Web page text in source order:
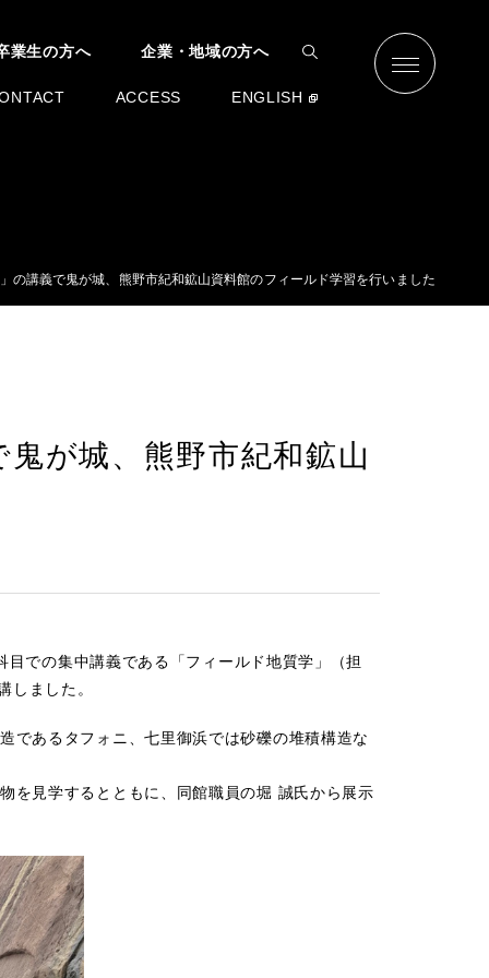
業生の方へ 企業・地域の方へ
ACCESS ENGLISH
の講義で鬼が城、熊野市紀和鉱山資料館のフィールド学習を行いました
が城、熊野市紀和鉱山
での集中講義である「フィールド地質学」（担
しました。
であるタフォニ、七里御浜では砂礫の堆積構造な
を見学するとともに、同館職員の堀 誠氏から展示